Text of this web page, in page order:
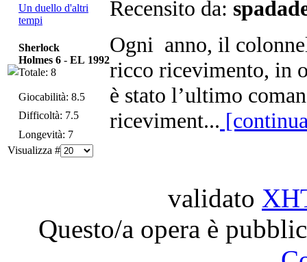
Un duello d'altri
tempi
Recensito da:
Ogni anno, il
ricco ricevimento, in
è stato l’ultimo
riceviment...
Sherlock
Holmes 6 - EL 1992
Totale: 8
Giocabilità: 8.5
Difficoltà: 7.5
Longevità: 7
Visualizza #
validato
Questo/a opera è